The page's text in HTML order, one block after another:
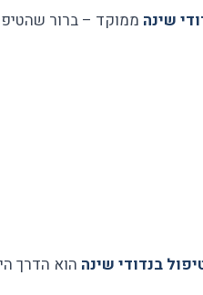
שינה ממוקד – ברור
בנדודי שינה הוא הדרך